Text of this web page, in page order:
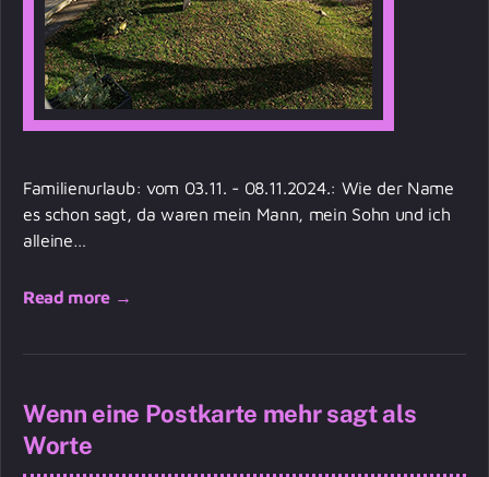
Familienurlaub: vom 03.11. - 08.11.2024.: Wie der Name
es schon sagt, da waren mein Mann, mein Sohn und ich
alleine…
Read more →
Wenn eine Postkarte mehr sagt als
Worte